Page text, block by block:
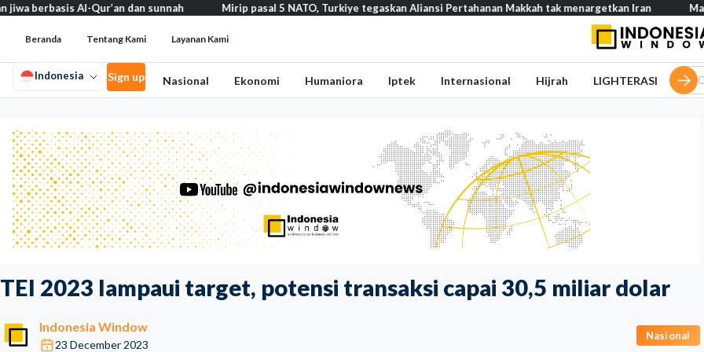
TEI 2023 lampaui target, potensi transaksi capai 30,5 miliar dolar
Indonesia Window
23 December 2023
Nasional
Al-Qur’an dan sunnah Mirip pasal 5 NATO, Turkiye tegaskan Aliansi Pertahanan Makkah tak menargetkan Iran Mau buka
Beranda Tentang Kami Layanan Kami
Indonesia Sign up Nasional Ekonomi Humaniora Iptek Internasional Hijrah LIGHTERASI